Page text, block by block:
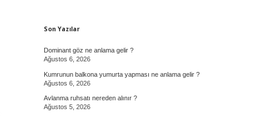
Sidebar
Son Yazılar
Dominant göz ne anlama gelir ?
Ağustos 6, 2026
Kumrunun balkona yumurta yapması ne anlama gelir ?
Ağustos 6, 2026
Avlanma ruhsatı nereden alınır ?
Ağustos 5, 2026